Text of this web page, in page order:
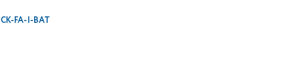
FA-I-BAT